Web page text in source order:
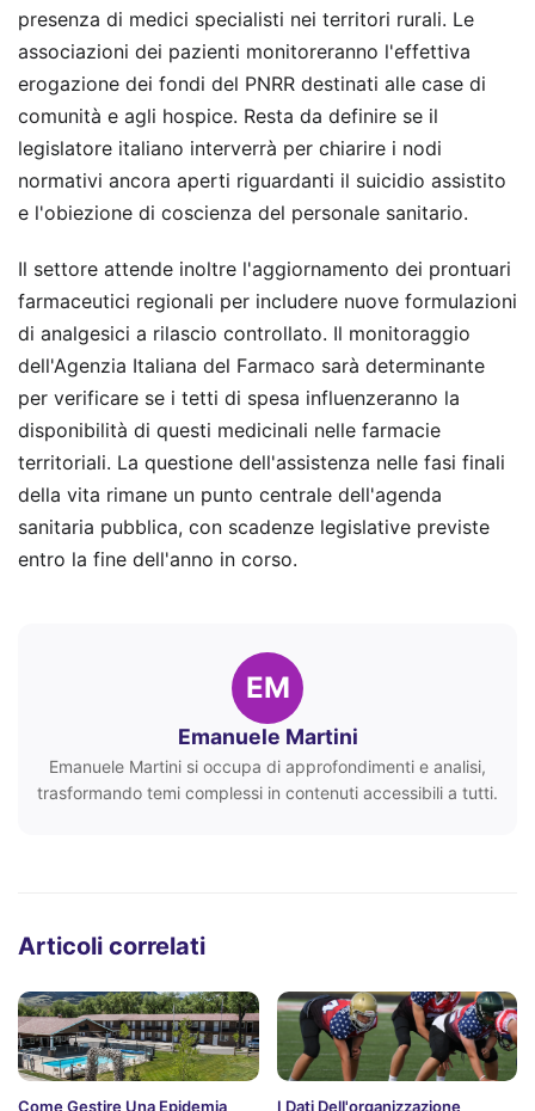
presenza di medici specialisti nei territori rurali. Le
associazioni dei pazienti monitoreranno l'effettiva
erogazione dei fondi del PNRR destinati alle case di
comunità e agli hospice. Resta da definire se il
legislatore italiano interverrà per chiarire i nodi
normativi ancora aperti riguardanti il suicidio assistito
e l'obiezione di coscienza del personale sanitario.
Il settore attende inoltre l'aggiornamento dei prontuari
farmaceutici regionali per includere nuove formulazioni
di analgesici a rilascio controllato. Il monitoraggio
dell'Agenzia Italiana del Farmaco sarà determinante
per verificare se i tetti di spesa influenzeranno la
disponibilità di questi medicinali nelle farmacie
territoriali. La questione dell'assistenza nelle fasi finali
della vita rimane un punto centrale dell'agenda
sanitaria pubblica, con scadenze legislative previste
entro la fine dell'anno in corso.
EM
Emanuele Martini
Emanuele Martini si occupa di approfondimenti e analisi,
trasformando temi complessi in contenuti accessibili a tutti.
Articoli correlati
Come Gestire Una Epidemia I Dati Dell'organizzazione